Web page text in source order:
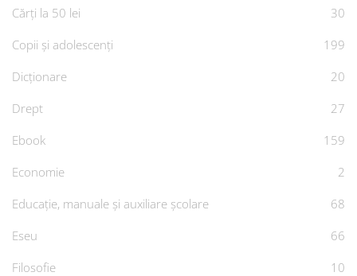
Cărți la 50 lei
30
Copii și adolescenți
199
Dicționare
20
Drept
27
Ebook
159
Economie
2
Educație, manuale și auxiliare școlare
68
Eseu
66
Filosofie
10